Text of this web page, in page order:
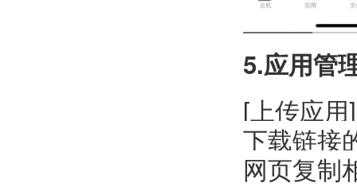
5.应用管
[上传应用
下载链接
网页复制